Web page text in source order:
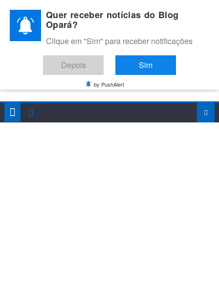
content
BLOG OPARÁ
Melhores notícias de Juazeiro, Petrolina e do Vale do São
Francisco
Quer receber notícias do Blog
Opará?
Clique em "Sim" para receber notificações
Depois Sim
by PushAlert